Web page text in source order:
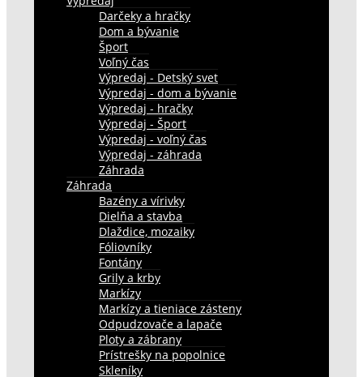
Darčeky a hračky
Dom a bývanie
Šport
Voľný čas
Výpredaj - Detský svet
Výpredaj - dom a bývanie
Výpredaj - hračky
Výpredaj - Šport
Výpredaj - voľný čas
Výpredaj - záhrada
Záhrada
Záhrada
Bazény a vírivky
Dielňa a stavba
Dlaždice, mozaiky
Fóliovníky
Fontány
Grily a krby
Markízy
Markízy a tieniace zásteny
Odpudzovače a lapače
Ploty a zábrany
Prístrešky na popolnice
Skleníky